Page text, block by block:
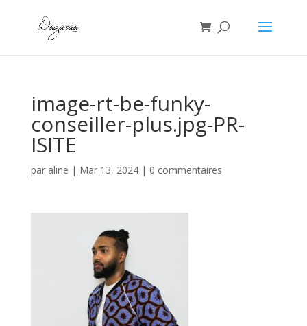
image-rt-be-funky-
conseiller-plus.jpg-PR-
ISITE
par aline | Mar 13, 2024| 0 commentaires